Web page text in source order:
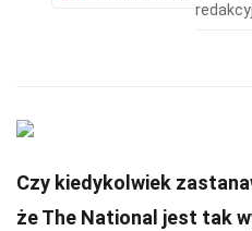
Czy kiedykolwiek
że The National jest tak